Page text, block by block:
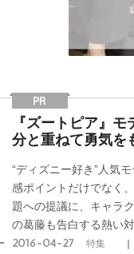
『ズートピア』
分と重ねて勇気を
“ディズニー好き”人気
感ポイントだけでなく
題への提議に、キャラ
の葛藤も告白する熱い
2016-04-27 特集